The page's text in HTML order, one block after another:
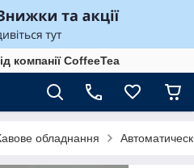
компанії CoffeeTea
обладнання